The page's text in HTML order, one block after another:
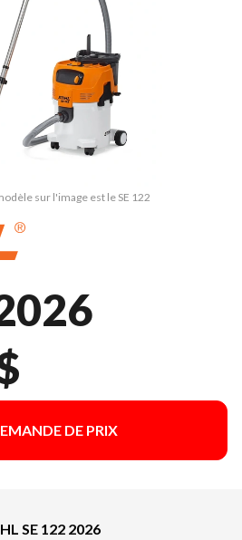
sur l'image est le SE 122
DE PRIX
SE 122 2026